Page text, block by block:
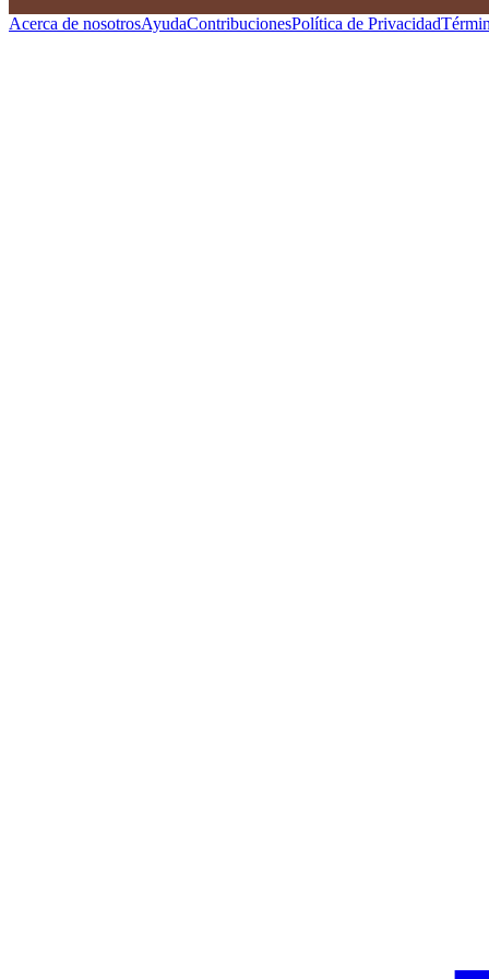
Acerca de nosotrosAyudaContribucionesPolítica de Privacidad